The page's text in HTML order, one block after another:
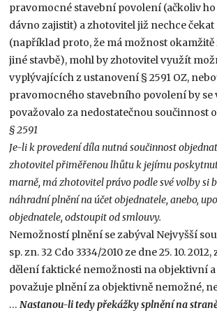
pravomocné stavební povolení (ačkoliv
dávno zajistit) a zhotovitel již nechce
(například proto, že má možnost
jiné stavbě), mohl by zhotovitel využít
vyplývajících z ustanovení § 2591 OZ,
pravomocného stavebního povolení by se
považovalo za nedostatečnou součinnost
§ 2591
Je-li k provedení díla nutná součinnost
zhotovitel přiměřenou lhůtu k jejímu
marně, má zhotovitel právo podle své volby si
náhradní plnění na účet objednatele, anebo,
objednatele, odstoupit od smlouvy.
Nemožností plnění se zabýval Nejvyšší
sp. zn. 32 Cdo 3334/2010 ze dne 25. 10.
dělení faktické nemožnosti na objektivní
považuje plnění za objektivně nemožné,
…Nastanou-li tedy překážky splnění na